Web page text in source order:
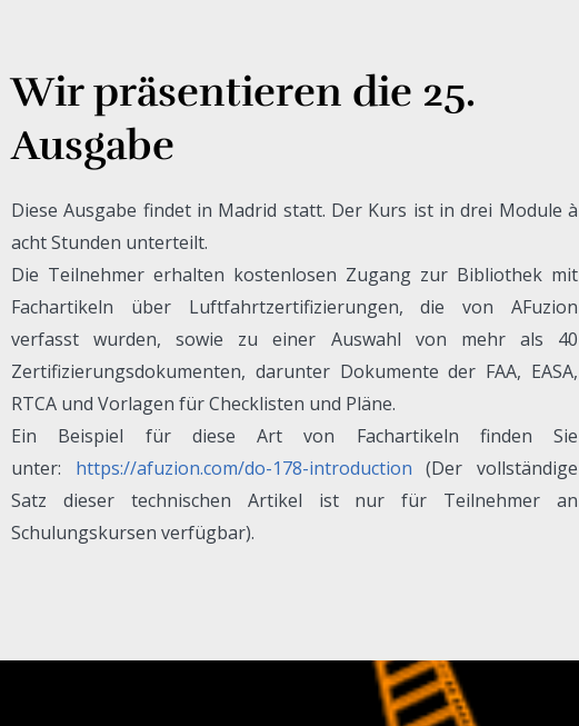
Wir präsentieren die 25.
Ausgabe
Diese Ausgabe findet in Madrid statt. Der Kurs ist in drei Module à
acht Stunden unterteilt.
Die Teilnehmer erhalten kostenlosen Zugang zur Bibliothek mit
Fachartikeln über Luftfahrtzertifizierungen, die von AFuzion
verfasst wurden, sowie zu einer Auswahl von mehr als 40
Zertifizierungsdokumenten, darunter Dokumente der FAA, EASA,
RTCA und Vorlagen für Checklisten und Pläne.
Ein Beispiel für diese Art von Fachartikeln finden Sie
unter: https://afuzion.com/do-178-introduction (Der vollständige
Satz dieser technischen Artikel ist nur für Teilnehmer an
Schulungskursen verfügbar).